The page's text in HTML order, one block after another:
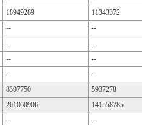
18949289
11343372
--
--
--
--
--
--
--
--
8307750
5937278
201060906
141558785
--
--